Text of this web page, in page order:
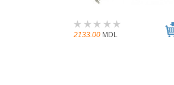
2133.00 MDL